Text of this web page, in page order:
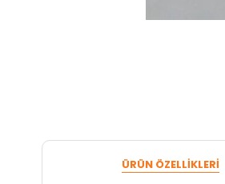
ÜRÜN ÖZELLIKLERI